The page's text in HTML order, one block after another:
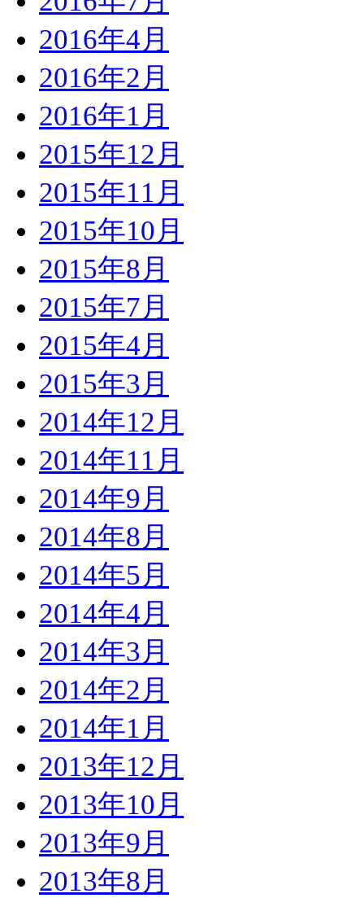
2016年4月
2016年2月
2016年1月
2015年12月
2015年11月
2015年10月
2015年8月
2015年7月
2015年4月
2015年3月
2014年12月
2014年11月
2014年9月
2014年8月
2014年5月
2014年4月
2014年3月
2014年2月
2014年1月
2013年12月
2013年10月
2013年9月
2013年8月